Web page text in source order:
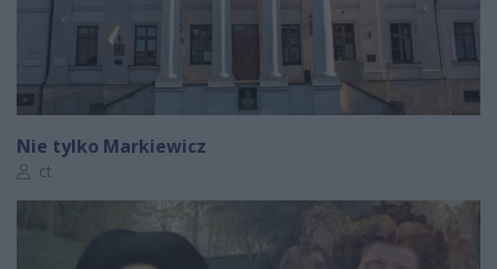
Nie tylko Markiewicz
Autor artykułu:
ct